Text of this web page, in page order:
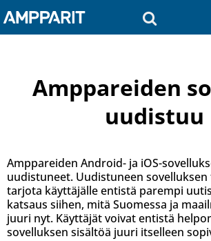
Amppareiden
uudistuu
Amppareiden Android- ja iOS-
uudistuneet. Uudistuneen
tarjota käyttäjälle entistä parempi
katsaus siihen, mitä Suomessa ja
juuri nyt. Käyttäjät voivat entistä
sovelluksen sisältöä juuri itselleen